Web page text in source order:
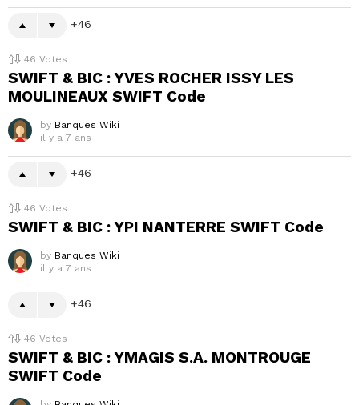
46
46 Votes
SWIFT & BIC : YVES ROCHER ISSY LES
MOULINEAUX SWIFT Code
by Banques Wiki
il y a 7 ans
46
46 Votes
SWIFT & BIC : YPI NANTERRE SWIFT Code
by Banques Wiki
il y a 7 ans
46
46 Votes
SWIFT & BIC : YMAGIS S.A. MONTROUGE
SWIFT Code